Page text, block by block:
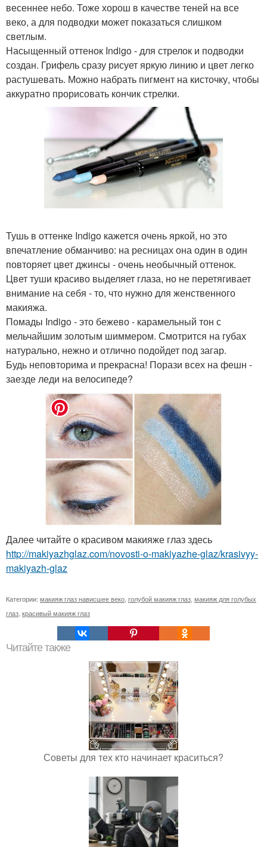
весеннее небо. Тоже хорош в качестве теней на все
веко, а для подводки может показаться слишком
светлым.
Насыщенный оттенок Indigo - для стрелок и подводки
создан. Грифель сразу рисует яркую линию и цвет легко
растушевать. Можно набрать пигмент на кисточку, чтобы
аккуратно прорисовать кончик стрелки.
Тушь в оттенке Indigo кажется очень яркой, но это
впечатление обманчиво: на ресницах она один в один
повторяет цвет джинсы - очень необычный оттенок.
Цвет туши красиво выделяет глаза, но не перетягивает
внимание на себя - то, что нужно для женственного
макияжа.
Помады Indigo - это бежево - карамельный тон с
мельчайшим золотым шиммером. Смотрится на губах
натурально, нежно и отлично подойдет под загар.
Будь неповторима и прекрасна! Порази всех на фешн -
заезде леди на велосипеде?
Далее читайте о красивом макияже глаз здесь
http://makiyazhglaz.com/novosti-o-makiyazhe-glaz/krasivyy-
makiyazh-glaz
Категории: макияж глаз нависшее веко голубой макияж глаз макияж для голубых
глаз красивый макияж глаз
Читайте также
Советы для тех кто начинает краситься?